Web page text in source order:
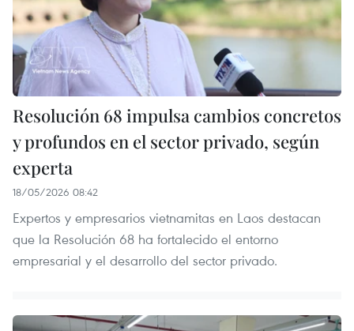
Resolución 68 impulsa cambios concretos
y profundos en el sector privado, según
experta
18/05/2026 08:42
Expertos y empresarios vietnamitas en Laos destacan
que la Resolución 68 ha fortalecido el entorno
empresarial y el desarrollo del sector privado.